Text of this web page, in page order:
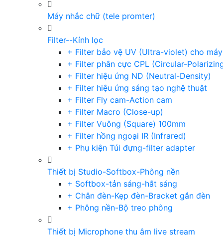
Máy nhắc chữ (tele promter)
Filter--Kính lọc
+ Filter bảo vệ UV (Ultra-violet) cho
+ Filter phân cực CPL (Circular-
+ Filter hiệu ứng ND (Neutral-Density)
+ Filter hiệu ứng sáng tạo nghệ thuật
+ Filter Fly cam-Action cam
+ Filter Macro (Close-up)
+ Filter Vuông (Square) 100mm
+ Filter hồng ngoại IR (Infrared)
+ Phụ kiện Túi đựng-filter adapter
Thiết bị Studio-Softbox-Phông nền
+ Softbox-tản sáng-hắt sáng
+ Chân đèn-Kẹp đèn-Bracket gắn đèn
+ Phông nền-Bộ treo phông
Thiết bị Microphone thu âm live stream